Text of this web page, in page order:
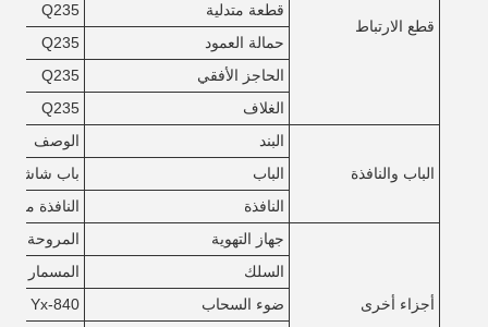
قطع الارتباط
قطعة متدلية
Q235
حمالة العمود
Q235
الحاجز الأفقي
Q235
الغلاف
Q235
الباب والنافذة
البند
الوصف
الباب
باب شاشة
النافذة
النافذة من PVC أو النافذة من سبيكة الألومنيوم
أجزاء أخرى
جهاز التهوية
المروحة،
السلك
المسمار
ضوء السحاب
Yx-840 البلاستيك المقوى بألياف الزجاج